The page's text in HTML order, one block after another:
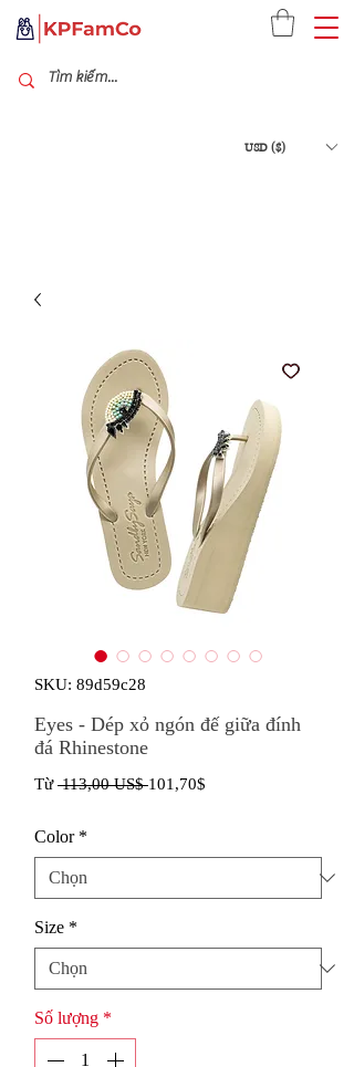
USD ($)
SKU: 89d59c28
Eyes - Dép xỏ ngón đế giữa đính
đá Rhinestone
Từ 113,00 US$ Giá
101,70$
Color *
Size *
Số lượng *